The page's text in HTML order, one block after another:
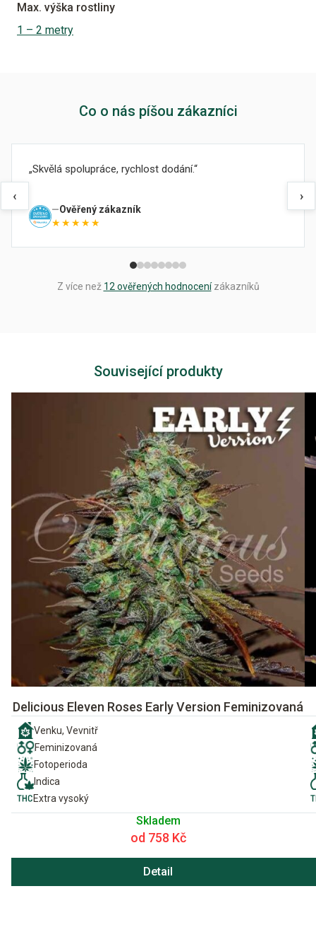
Max. výška rostliny
1 – 2 metry
Co o nás píšou zákazníci
‹
Skvělá spolupráce, rychlost dodání.
Ověřený zákazník
★★★★★
›
Z více než 12 ověřených hodnocenízákazníků
Související produkty
Delicious Eleven Roses Early Version Feminizovaná
Venku, Vevnitř
Feminizovaná
Fotoperioda
Indica
Extra vysoký
Skladem
od 758 Kč
Detail